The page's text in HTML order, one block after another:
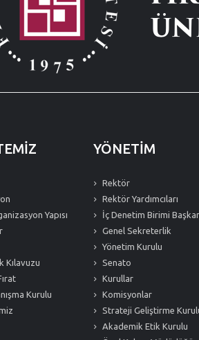
Yapısı
Kılavuzu
Kurulu
YÖNETİM
Rektör
Rektör Yardımcıları
İç Denetim Birimi
Genel Sekreterlik
Yönetim Kurulu
Senato
Kurullar
Komisyonlar
Strateji Geliştirme
Akademik Etik Kurulu